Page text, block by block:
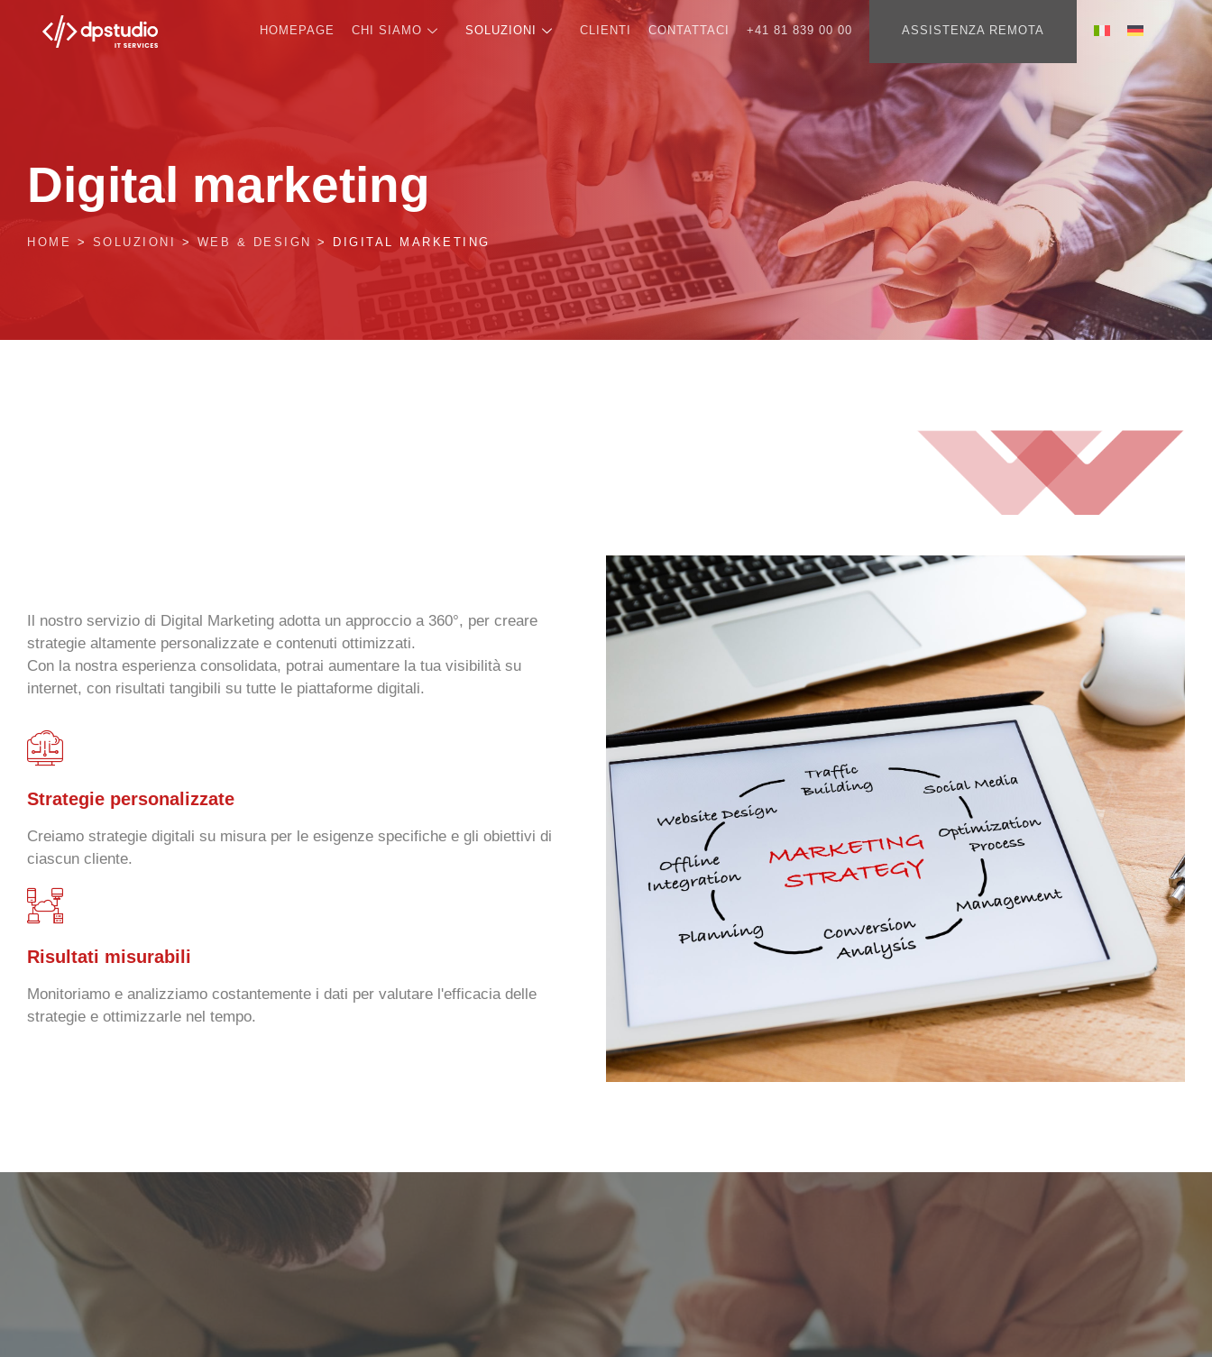
HOMEPAGE CHI SIAMO SOLUZIONI CLIENTI CONTATTACI +41 81 839 00 00 ASSISTENZA REMOTA
Digital marketing
HOME > SOLUZIONI > WEB & DESIGN > DIGITAL MARKETING
Il nostro servizio di Digital Marketing adotta un approccio a 360°, per creare
strategie altamente personalizzate e contenuti ottimizzati.
Con la nostra esperienza consolidata, potrai aumentare la tua visibilità su
internet, con risultati tangibili su tutte le piattaforme digitali.
Strategie personalizzate
Creiamo strategie digitali su misura per le esigenze specifiche e gli obiettivi di
ciascun cliente.
Risultati misurabili
Monitoriamo e analizziamo costantemente i dati per valutare l'efficacia delle
strategie e ottimizzarle nel tempo.